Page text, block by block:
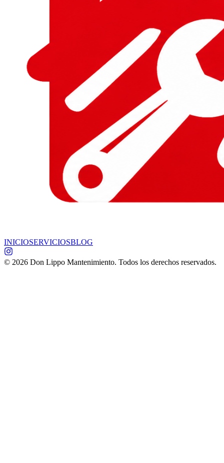
INICIOSERVICIOSBLOG
© 2026 Don Lippo Mantenimiento. Todos los derechos reservados.